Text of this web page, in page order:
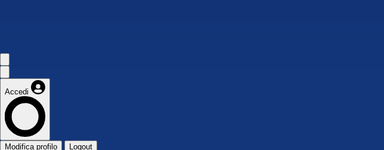
Accedi
Modifica profilo Logout